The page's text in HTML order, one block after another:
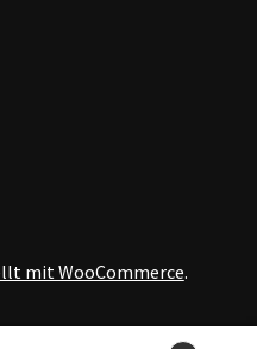
mit WooCommerce.